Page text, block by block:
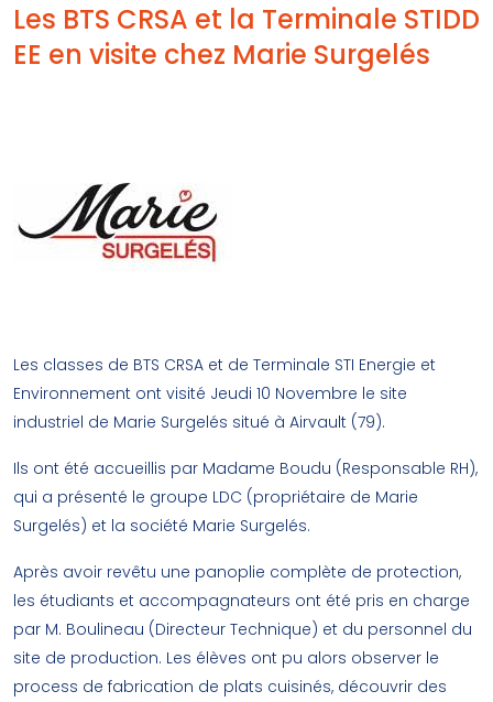
Les BTS CRSA et la Terminale STIDD
EE en visite chez Marie Surgelés
Les classes de BTS CRSA et de Terminale STI Energie et
Environnement ont visité Jeudi 10 Novembre le site
industriel de Marie Surgelés situé à Airvault (79).
Ils ont été accueillis par Madame Boudu (Responsable RH),
qui a présenté le groupe LDC (propriétaire de Marie
Surgelés) et la société Marie Surgelés.
Après avoir revêtu une panoplie complète de protection,
les étudiants et accompagnateurs ont été pris en charge
par M. Boulineau (Directeur Technique) et du personnel du
site de production. Les élèves ont pu alors observer le
process de fabrication de plats cuisinés, découvrir des